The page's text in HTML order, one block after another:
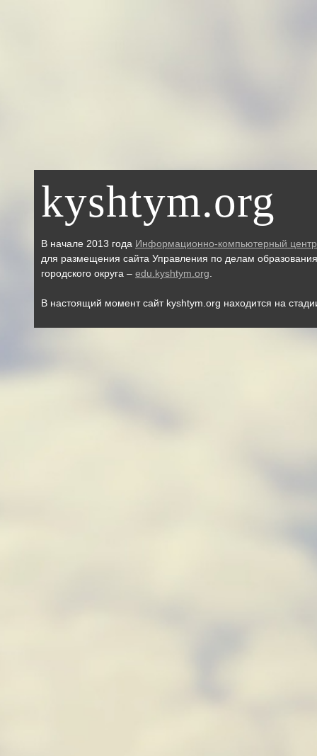
kyshtym.org
В начале 2013 года Информационно-компьютерный центр
для размещения сайта Управления по делам
городского округа – edu.kyshtym.org
В настоящий момент сайт kyshtym.org находится на